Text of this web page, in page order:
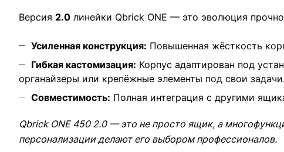
Версия 2.0 линейки Qbrick ONE — это эволюция
Усиленная конструкция: Повышенная жёсткость
Гибкая кастомизация: Корпус адаптирован под
органайзеры или крепёжные элементы под свои
Совместимость: Полная интеграция с другими
Qbrick ONE 450 2.0 — это не просто ящик, а
персонализации делают его выбором профессионалов.